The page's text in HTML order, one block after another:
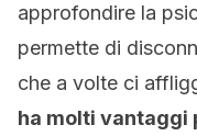
approfondire la
permette di
che a volte ci
ha molti vantaggi